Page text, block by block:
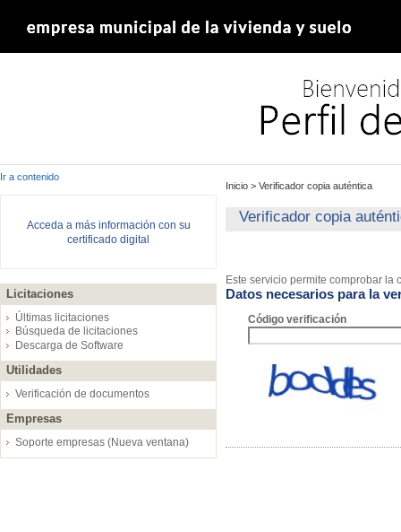
Ir a contenido
Acceda a más información con su
certificado digital
Licitaciones
Últimas licitaciones
Búsqueda de licitaciones
Descarga de Software
Utilidades
Verificación de documentos
Empresas
Soporte empresas (Nueva ventana)
Inicio > Verificador copia auténtica
Verificador copia
Este servicio permite comprobar
Datos necesarios para la
Código verificación